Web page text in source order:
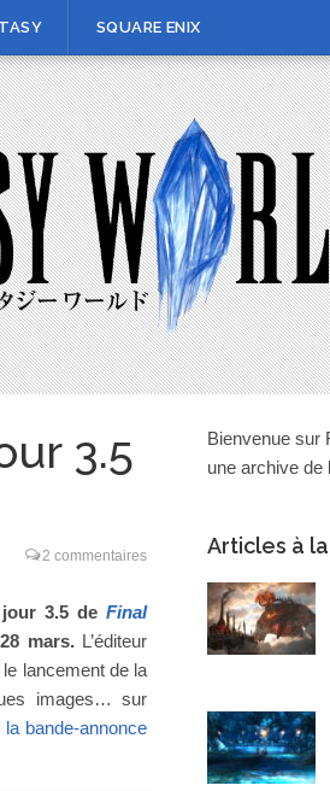
SQUARE ENIX
3.5
2 commentaires
3.5 de Final
mars.L’éditeur
lancement de la
images… sur
la bande-annonce
Bienvenue sur
une archive de
Articles à